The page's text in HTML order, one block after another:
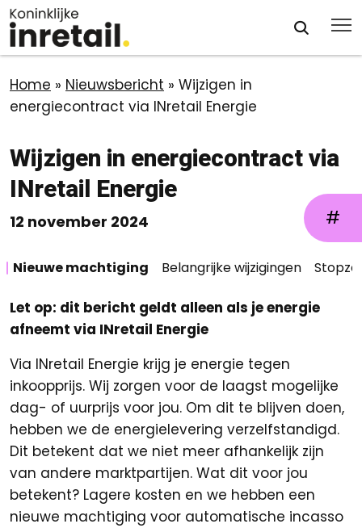
Home » Nieuwsbericht » Wijzigen in
energiecontract via INretail Energie
Wijzigen in energiecontract via
INretail Energie
12 november 2024
Let op: dit bericht geldt alleen als je energie
afneemt via INretail Energie
Via INretail Energie krijg je energie tegen
inkoopprijs. Wij zorgen voor de laagst mogelijke
dag- of uurprijs voor jou. Om dit te blijven doen,
hebben we de energielevering verzelfstandigd.
Dit betekent dat we niet meer afhankelijk zijn
van andere marktpartijen. Wat dit voor jou
betekent? Lagere kosten en we hebben een
nieuwe machtiging voor automatische incasso
Nieuwe machtiging Belangrijke wijzigingen
#